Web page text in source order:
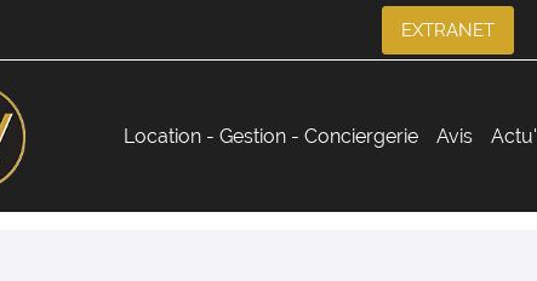
EXTRANET
Location - Gestion - Conciergerie Avis Actu'